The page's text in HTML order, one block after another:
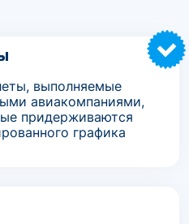
выполняемые
авиакомпаниями,
придерживаются
графика